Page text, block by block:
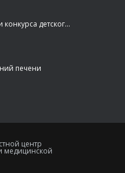
Определены победители конкурса детского рисунка «Я шагаю по Оренбуржью»
печени
мозга
центр
медицинской